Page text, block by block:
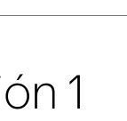
1